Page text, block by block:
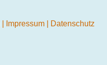
Impressum Datenschutz